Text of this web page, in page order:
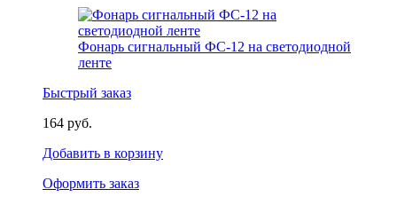
Фонарь сигнальный ФС-12 на светодиодной
ленте
Быстрый заказ
164 руб.
Добавить в корзину
Оформить заказ